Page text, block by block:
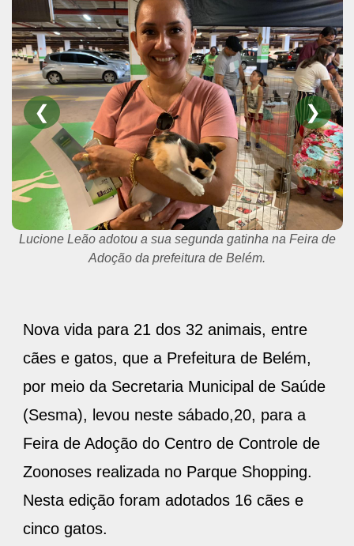
❮ ❯
A família do Paulo Francisco vai dar abrigo e carinho para
a cachorrinha Nina.
Nova vida para 21 dos 32 animais, entre
cães e gatos, que a Prefeitura de Belém,
por meio da Secretaria Municipal de Saúde
(Sesma), levou neste sábado,20, para a
Feira de Adoção do Centro de Controle de
Zoonoses realizada no Parque Shopping.
Nesta edição foram adotados 16 cães e
cinco gatos.